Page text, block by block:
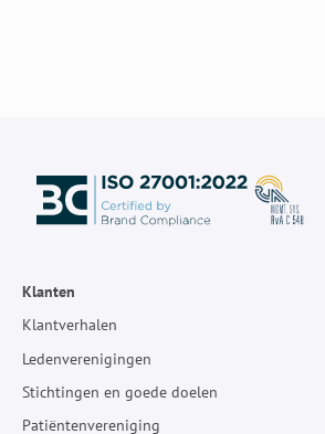
Klanten
Klantverhalen
Ledenverenigingen
Stichtingen en goede doelen
Patiëntenvereniging